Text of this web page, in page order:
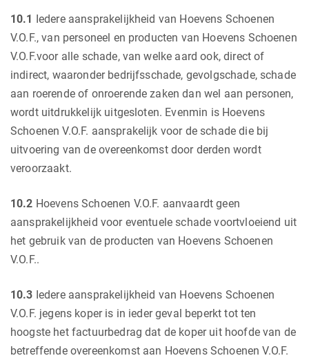
10.1
Iedere aansprakelijkheid van Hoevens Schoenen
V.O.F., van personeel en producten van Hoevens Schoenen
V.O.F.voor alle schade, van welke aard ook, direct of
indirect, waaronder bedrijfsschade, gevolgschade, schade
aan roerende of onroerende zaken dan wel aan personen,
wordt uitdrukkelijk uitgesloten. Evenmin is Hoevens
Schoenen V.O.F. aansprakelijk voor de schade die bij
uitvoering van de overeenkomst door derden wordt
veroorzaakt.
10.2 Hoevens Schoenen V.O.F. aanvaardt geen
aansprakelijkheid voor eventuele schade voortvloeiend uit
het gebruik van de producten van Hoevens Schoenen
V.O.F..
10.3 Iedere aansprakelijkheid van Hoevens Schoenen
V.O.F. jegens koper is in ieder geval beperkt tot ten
hoogste het factuurbedrag dat de koper uit hoofde van de
betreffende overeenkomst aan Hoevens Schoenen V.O.F.